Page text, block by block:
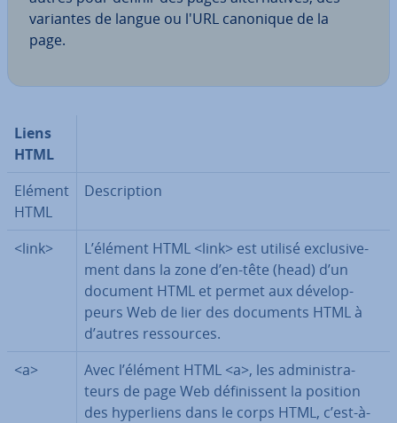
variantes de langue ou l'URL canonique de la
page.
Liens
HTML
Elément
HTML
Des­crip­tion
<link>
L’élément HTML <link> est utilisé ex­clu­si­ve­
ment dans la zone d’en-tête (head) d’un
document HTML et permet aux dé­ve­lop­
peurs Web de lier des documents HTML à
d’autres res­sources.
<a>
Avec l’élément HTML <a>, les ad­mi­nis­tra­
teurs de page Web dé­fi­nis­sent la position
des hy­per­liens dans le corps HTML, c’est-à-